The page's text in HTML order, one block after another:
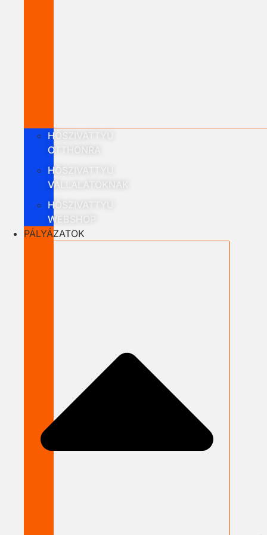
HŐSZIVATTYÚ
OTTHONRA
HŐSZIVATTYÚ
VÁLLALATOKNAK
HŐSZIVATTYÚ
WEBSHOP
PÁLYÁZATOK